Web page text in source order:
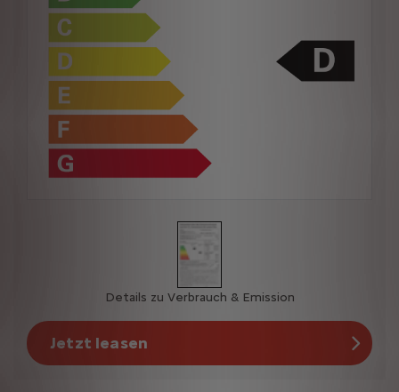
Details zu Verbrauch & Emission
Jetzt leasen